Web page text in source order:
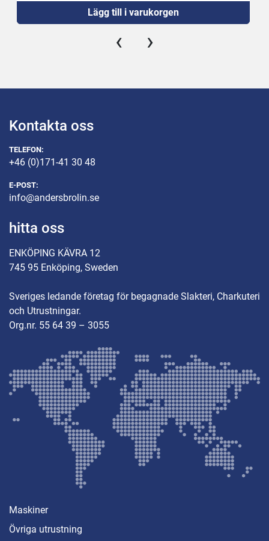
Lägg till i varukorgen
‹ ›
Kontakta oss
TELEFON:
+46 (0)171-41 30 48
E-POST:
info@andersbrolin.se
hitta oss
ENKÖPING KÄVRA 12
745 95 Enköping, Sweden
Sveriges ledande företag för begagnade Slakteri, Charkuteri
och Utrustningar.
Org.nr. 55 64 39 – 3055
Maskiner
Övriga utrustning